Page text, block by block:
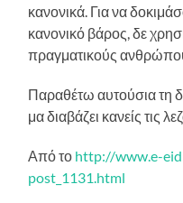
κανονικά. Για να
κανονικό βάρος, δε
πραγματικούς
Παραθέτω αυτούσια τη
μα διαβάζει κανείς τις
Από το http://www.e-
post_1131.html